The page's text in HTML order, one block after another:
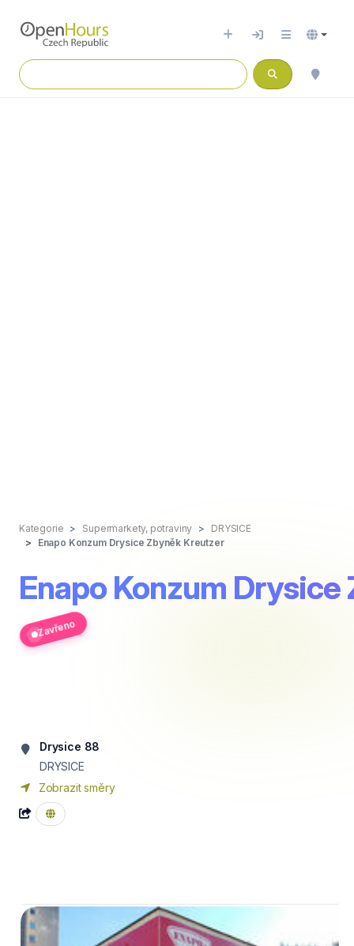
Kategorie Supermarkety, potraviny
DRYSICE
Enapo Konzum Drysice Zbyněk Kreutzer
Enapo Konzum
Zavřeno
Drysice 88
DRYSICE
Zobrazit směry